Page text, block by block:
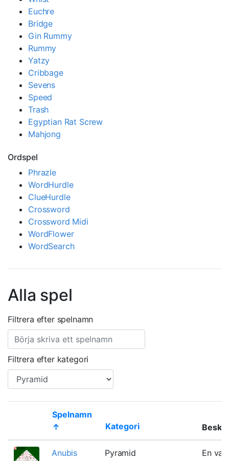
Euchre
Bridge
Gin Rummy
Rummy
Yatzy
Cribbage
Sevens
Speed
Trash
Egyptian Rat Screw
Mahjong
Ordspel
Phrazle
WordHurdle
ClueHurdle
Crossword
Crossword Midi
WordFlower
WordSearch
Alla spel
Filtrera efter spelnamn
Filtrera efter kategori
Thumbnail
Spelnamn
↑
Kategori
Anubis Pyramid
En